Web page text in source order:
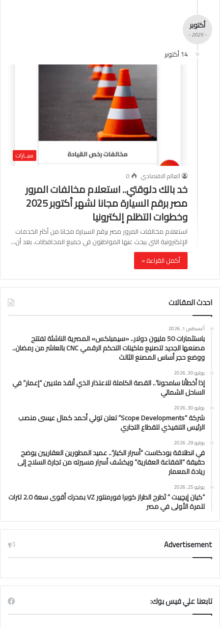
أكتوبر
- 2025 -
14 أكتوبر
سيــارات
العالم الاقتصادي
0
خد بالك دلوقتي.. استعلام مخالفات المرور
مصر برقم السيارة مجانا لشهر أكتوبر 2025
وخطوات التظلم إلكترونيا
استعلام مخالفات المرور مصر برقم السيارة مجانا من أكثر الخدمات
الإلكترونية التي يبحث عنها المواطنون في جميع المحافظات، بعد أن…
أكمل القراءة »
احدث المقالات
أغسطس 1, 2026
باستثمارات 50 مليون دولار.. «سيمبلكس» المصرية الناشئة تفتتح
مصنعها الجديد لتصنيع ماكينات التحكم الرقمي CNC بالعاشر من رمضان..
ووضع حجر أساس المصنع الثالث
يوليو 30, 2026
إذا أخطأنا سامحونا”.. القصة الكاملة للاعتذار الذي أنقذ ملايين “إعمار” في
الساحل الشمالي
يوليو 30, 2026
شركة “Scope Developments” تعلن تولي أحمد كمال عيسى منصب
الرئيس التنفيذي للقطاع التجاري
يوليو 29, 2026
في انطلاقة بودكاست “أسرار الكبار”.. عميد المطورين العقاريين يوضح
حقيقة “الفقاعة العقارية” ويكشف أسرار مسيرته من تجارة السلاح إلى
ريادة المعمار
يوليو 25, 2026
“كيان إيچيبت ” تَطرح الطراز كوبرا فورمنتور VZ بمحرك أقوى سعة 2.0 لترات
للمرة الأولى في مصر
Advertisement
تابعنا علي فيس بوك: